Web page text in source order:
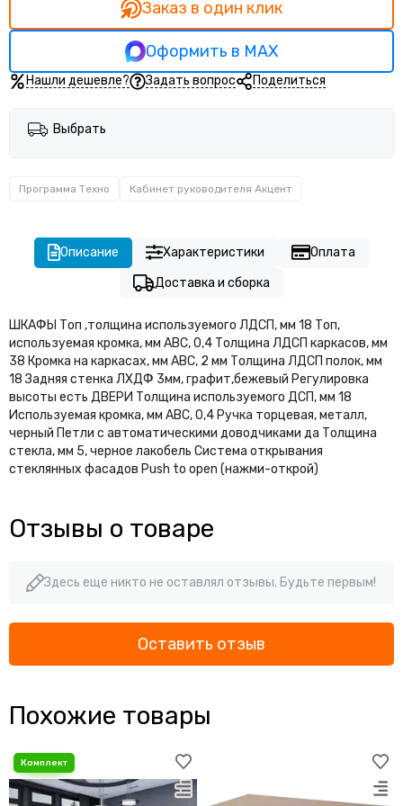
Заказ в один клик
Оформить в MAX
Нашли дешевле? Задать вопрос Поделиться
Выбрать
Программа Техно Кабинет руководителя Акцент
Описание Характеристики
Оплата
Доставка и сборка
ШКАФЫ Топ ,толщина используемого ЛДСП, мм 18 Топ,
используемая кромка, мм АВС, 0,4 Толщина ЛДСП каркасов, мм
38 Кромка на каркасах, мм АВС, 2 мм Толщина ЛДСП полок, мм
18 Задняя стенка ЛХДФ 3мм, графит,бежевый Регулировка
высоты есть ДВЕРИ Толщина используемого ДСП, мм 18
Используемая кромка, мм АВС, 0,4 Ручка торцевая, металл,
черный Петли с автоматическими доводчиками да Толщина
стекла, мм 5, черное лакобель Система открывания
стеклянных фасадов Push to open (нажми-открой)
Отзывы о товаре
Здесь еще никто не оставлял отзывы. Будьте первым!
Оставить отзыв
Похожие товары